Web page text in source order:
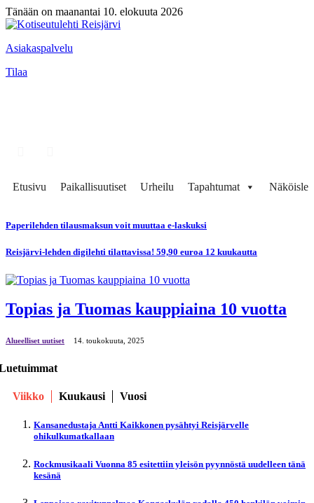
Tänään on maanantai 10. elokuuta 2026
Asiakaspalvelu
Tilaa
Etusivu Paikallisuutiset Urheilu Tapahtumat
Paperilehden tilausmaksun voit muuttaa e-laskuksi
Reisjärvi-lehden digilehti tilattavissa! 59,90 euroa 12 kuukautta
Topias ja Tuomas kauppiaina 10 vuotta
Alueelliset uutiset 14. toukokuuta, 2025
Viikko Kuukausi Vuosi
Kansanedustaja Antti Kaikkonen pysähtyi Reisjärvelle
ohikulkumatkallaan
Rockmusikaali Vuonna 85 esitettiin yleisön pyynnöstä uudelleen tänä
kesänä